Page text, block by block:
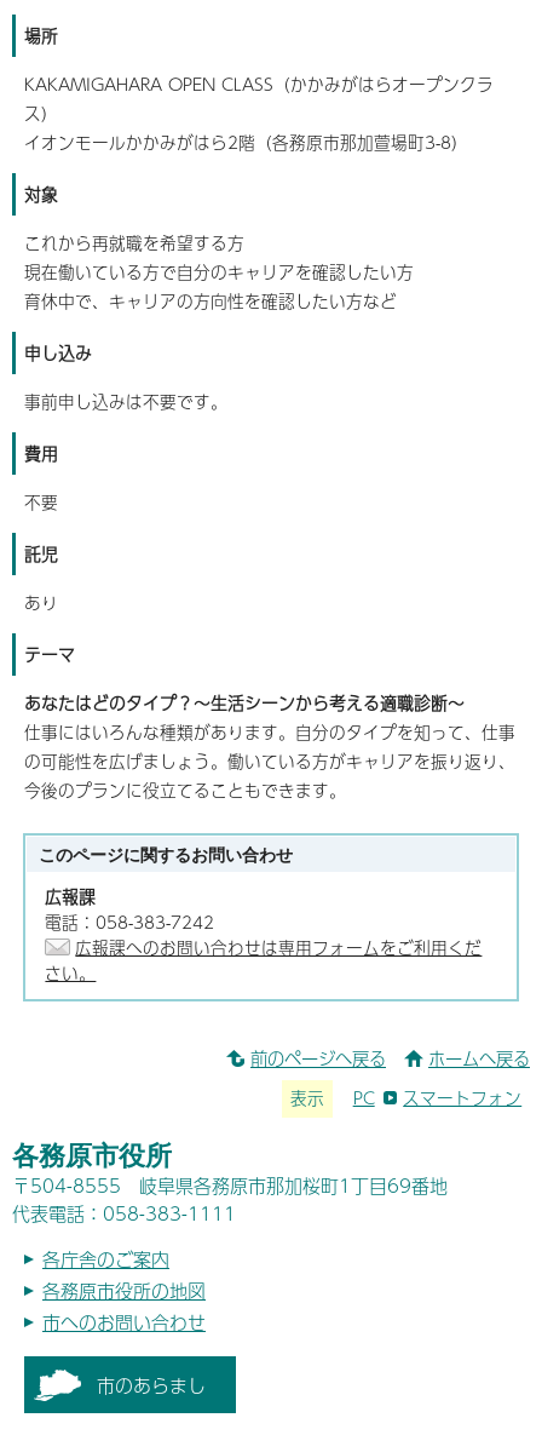
場所
KAKAMIGAHARA OPEN CLASS（かかみがはらオープンクラ
ス）
イオンモールかかみがはら2階（各務原市那加萱場町3-8）
対象
これから再就職を希望する方
現在働いている方で自分のキャリアを確認したい方
育休中で、キャリアの方向性を確認したい方など
申し込み
事前申し込みは不要です。
費用
不要
託児
あり
テーマ
あなたはどのタイプ？～生活シーンから考える適職診断～
仕事にはいろんな種類があります。自分のタイプを知って、仕事
の可能性を広げましょう。働いている方がキャリアを振り返り、
今後のプランに役立てることもできます。
このページに関するお問い合わせ
広報課
電話：058-383-7242
広報課へのお問い合わせは専用フォームをご利用くだ
さい。
前のページへ戻る ホームへ戻る
表示 PC スマートフォン
各務原市役所
〒504-8555 岐阜県各務原市那加桜町1丁目69番地
代表電話：058-383-1111
各庁舎のご案内
各務原市役所の地図
市へのお問い合わせ
市のあらまし